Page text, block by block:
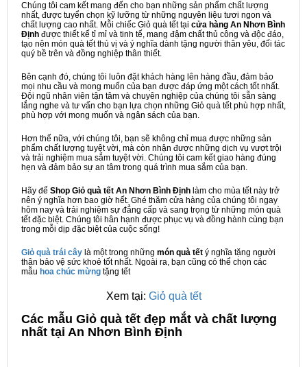
Chúng tôi cam kết mang đến cho bạn những sản phẩm chất lượng
nhất, được tuyển chọn kỹ lưỡng từ những nguyên liệu tươi ngon và
chất lượng cao nhất. Mỗi chiếc Giỏ quà tết tại cửa hàng An Nhơn Bình
Định được thiết kế tỉ mỉ và tinh tế, mang đậm chất thủ công và độc đáo,
tạo nên món quà tết thú vị và ý nghĩa dành tặng người thân yêu, đối tác
quý bề trên và đồng nghiệp thân thiết.
Bên cạnh đó, chúng tôi luôn đặt khách hàng lên hàng đầu, đảm bảo
mọi nhu cầu và mong muốn của bạn được đáp ứng một cách tốt nhất.
Đội ngũ nhân viên tận tâm và chuyên nghiệp của chúng tôi sẵn sàng
lắng nghe và tư vấn cho bạn lựa chọn những Giỏ quà tết phù hợp nhất,
phù hợp với mong muốn và ngân sách của bạn.
Hơn thế nữa, với chúng tôi, bạn sẽ không chỉ mua được những sản
phẩm chất lượng tuyệt vời, mà còn nhận được những dịch vụ vượt trội
và trải nghiệm mua sắm tuyệt vời. Chúng tôi cam kết giao hàng đúng
hẹn và đảm bảo sự an tâm trong quá trình mua sắm của bạn.
Hãy để Shop Giỏ quà tết An Nhơn Bình Định làm cho mùa tết này trở
nên ý nghĩa hơn bao giờ hết. Ghé thăm cửa hàng của chúng tôi ngay
hôm nay và trải nghiệm sự đẳng cấp và sang trọng từ những món quà
tết đặc biệt. Chúng tôi hân hạnh được phục vụ và đồng hành cùng bạn
trong mỗi dịp đặc biệt của cuộc sống!
Giỏ quà trái cây là một trong những món quà tết ý nghĩa tặng người
thân bảo vệ sức khoẻ tốt nhất. Ngoài ra, bạn cũng có thể chọn các
mẫu hoa chúc mừng tặng tết
Xem tại: Giỏ quà tết
Các mẫu Giỏ quà tết đẹp mắt và chất lượng
nhất tại An Nhơn Bình Định